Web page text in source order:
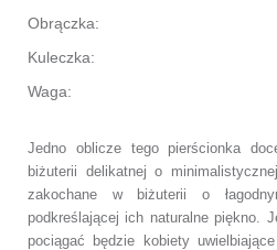
Obrączka:
Kuleczka:
Waga:
Jedno oblicze tego pierścionka
biżuterii delikatnej o
zakochane w biżuterii o
podkreślającej ich naturalne piękno.
pociągać będzie kobiety